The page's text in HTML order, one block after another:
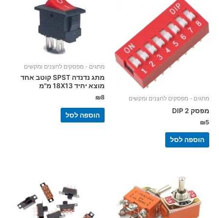
מתגים - מפסקים לחצנים ומקשים
מפסק 2 DIP
₪5
הוספה לסל
מתגים - מפסקים לחצנים ומקשים
מתג נדנדה SPST קוטב אחד
מוצא יחיד 18X13 מ"מ
₪8
הוספה לסל